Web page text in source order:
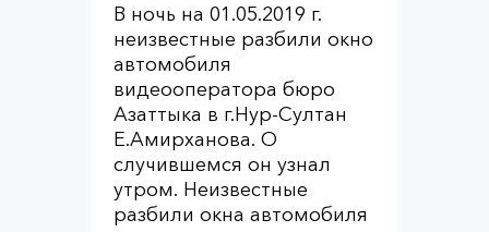
В ночь на 01.05.2019 г.
неизвестные разбили окно
автомобиля
видеооператора бюро
Азаттыка в г.Нур-Султан
Е.Амирханова. О
случившемся он узнал
утром. Неизвестные
разбили окна автомобиля